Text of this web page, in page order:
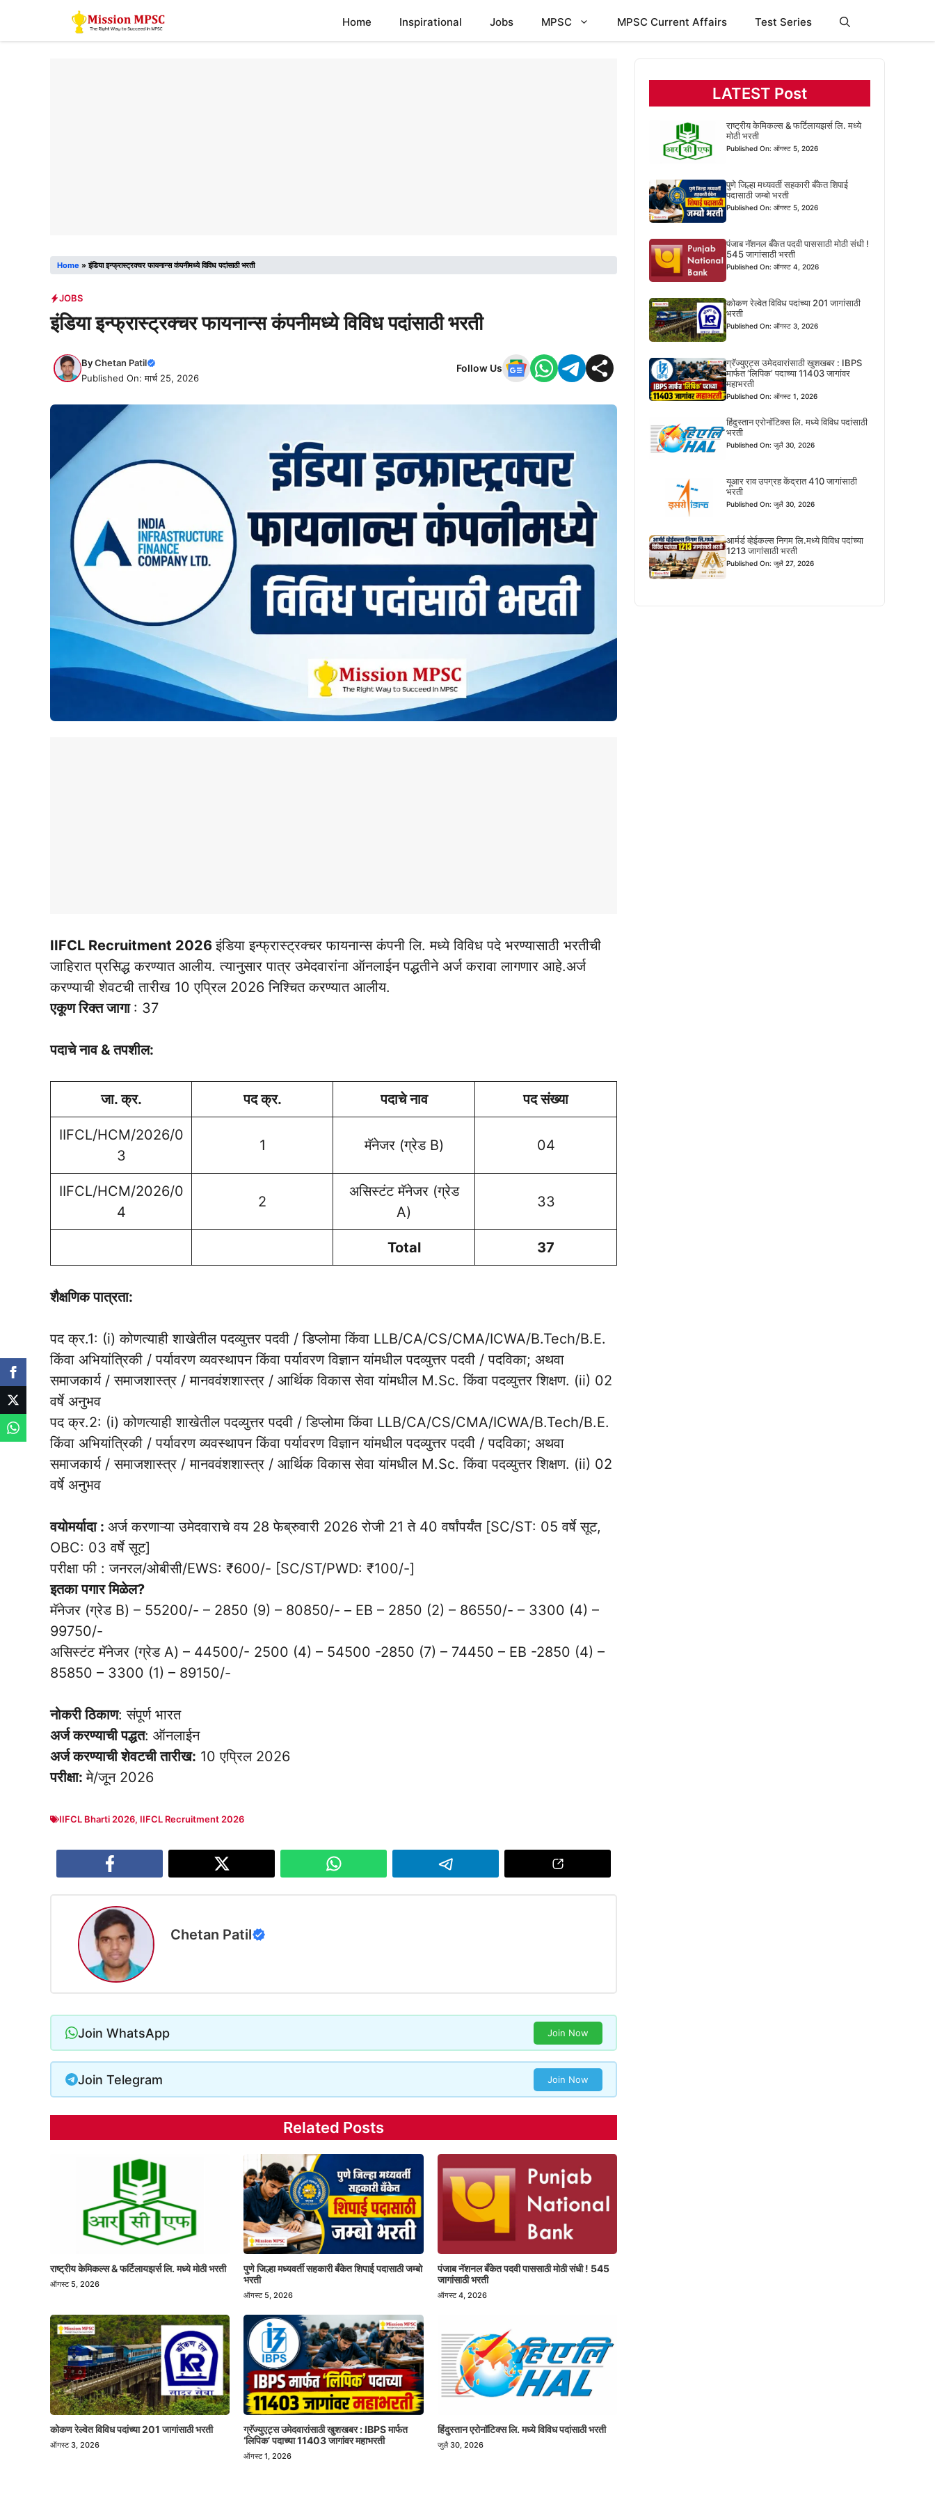
Home Inspirational Jobs MPSC MPSC Current Affairs Test Series
Home »इंडिया इन्फ्रास्ट्रक्चर फायनान्स कंपनीमध्ये विविध पदांसाठी भरती
JOBS
इंडिया इन्फ्रास्ट्रक्चर फायनान्स कंपनीमध्ये विविध पदांसाठी भरती
ByChetan Patil
Published On: मार्च 25, 2026
Follow Us
IIFCL Recruitment 2026इंडिया इन्फ्रास्ट्रक्चर फायनान्स कंपनी लि. मध्ये विविध पदे भरण्यासाठी भरतीची
जाहिरात प्रसिद्ध करण्यात आलीय. त्यानुसार पात्र उमेदवारांना ऑनलाईन पद्धतीने अर्ज करावा लागणार आहे.अर्ज
करण्याची शेवटची तारीख 10 एप्रिल 2026 निश्चित करण्यात आलीय.
एकूण रिक्त जागा : 37
पदाचे नाव & तपशील:
जा. क्र. पद क्र. पदाचे नाव पद संख्या
IIFCL/HCM/2026/0
3
1 मॅनेजर (ग्रेड B) 04
IIFCL/HCM/2026/0
4
2
असिस्टंट मॅनेजर (ग्रेड
A)
33
Total 37
शैक्षणिक पात्रता:
पद क्र.1: (i) कोणत्याही शाखेतील पदव्युत्तर पदवी / डिप्लोमा किंवा LLB/CA/CS/CMA/ICWA/B.Tech/B.E.
किंवा अभियांत्रिकी / पर्यावरण व्यवस्थापन किंवा पर्यावरण विज्ञान यांमधील पदव्युत्तर पदवी / पदविका; अथवा
समाजकार्य / समाजशास्त्र / मानववंशशास्त्र / आर्थिक विकास सेवा यांमधील M.Sc. किंवा पदव्युत्तर शिक्षण. (ii) 02
वर्षे अनुभव
पद क्र.2: (i) कोणत्याही शाखेतील पदव्युत्तर पदवी / डिप्लोमा किंवा LLB/CA/CS/CMA/ICWA/B.Tech/B.E.
किंवा अभियांत्रिकी / पर्यावरण व्यवस्थापन किंवा पर्यावरण विज्ञान यांमधील पदव्युत्तर पदवी / पदविका; अथवा
समाजकार्य / समाजशास्त्र / मानववंशशास्त्र / आर्थिक विकास सेवा यांमधील M.Sc. किंवा पदव्युत्तर शिक्षण. (ii) 02
वर्षे अनुभव
वयोमर्यादा : अर्ज करणाऱ्या उमेदवाराचे वय 28 फेब्रुवारी 2026 रोजी 21 ते 40 वर्षांपर्यंत [SC/ST: 05 वर्षे सूट,
OBC: 03 वर्षे सूट]
परीक्षा फी : जनरल/ओबीसी/EWS: ₹600/- [SC/ST/PWD: ₹100/-]
इतका पगार मिळेल?
मॅनेजर (ग्रेड B) – 55200/- – 2850 (9) – 80850/- – EB – 2850 (2) – 86550/- – 3300 (4) –
99750/-
असिस्टंट मॅनेजर (ग्रेड A) – 44500/- 2500 (4) – 54500 -2850 (7) – 74450 – EB -2850 (4) –
85850 – 3300 (1) – 89150/-
नोकरी ठिकाण: संपूर्ण भारत
अर्ज करण्याची पद्धत: ऑनलाईन
अर्ज करण्याची शेवटची तारीख: 10 एप्रिल 2026
परीक्षा:मे/जून 2026
IIFCL Bharti 2026, IIFCL Recruitment 2026
Chetan Patil
Join WhatsApp Join Now
Join Telegram Join Now
Related Posts
राष्ट्रीय केमिकल्स & फर्टिलायझर्स लि. मध्ये मोठी भरती
ऑगस्ट 5, 2026
पुणे जिल्हा मध्यवर्ती सहकारी बँकेत शिपाई पदासाठी जम्बो
भरती
ऑगस्ट 5, 2026
पंजाब नॅशनल बँकेत पदवी पाससाठी मोठी संधी ! 545
जागांसाठी भरती
ऑगस्ट 4, 2026
कोकण रेल्वेत विविध पदांच्या 201 जागांसाठी भरती
ऑगस्ट 3, 2026
ग्रॅज्युएट्स उमेदवारांसाठी खुशखबर : IBPS मार्फत
‘लिपिक’ पदाच्या 11403 जागांवर महाभरती
ऑगस्ट 1, 2026
हिंदुस्तान एरोनॉटिक्स लि. मध्ये विविध पदांसाठी भरती
जुलै 30, 2026
LATEST Post
राष्ट्रीय केमिकल्स & फर्टिलायझर्स लि. मध्ये
मोठी भरती
Published On: ऑगस्ट 5, 2026
पुणे जिल्हा मध्यवर्ती सहकारी बँकेत शिपाई
पदासाठी जम्बो भरती
Published On: ऑगस्ट 5, 2026
पंजाब नॅशनल बँकेत पदवी पाससाठी मोठी संधी !
545 जागांसाठी भरती
Published On: ऑगस्ट 4, 2026
कोकण रेल्वेत विविध पदांच्या 201 जागांसाठी
भरती
Published On: ऑगस्ट 3, 2026
ग्रॅज्युएट्स उमेदवारांसाठी खुशखबर : IBPS
मार्फत ‘लिपिक’ पदाच्या 11403 जागांवर
महाभरती
Published On: ऑगस्ट 1, 2026
हिंदुस्तान एरोनॉटिक्स लि. मध्ये विविध पदांसाठी
भरती
Published On: जुलै 30, 2026
यूआर राव उपग्रह केंद्रात 410 जागांसाठी
भरती
Published On: जुलै 30, 2026
आर्मर्ड व्हेईकल्स निगम लि.मध्ये विविध पदांच्या
1213 जागांसाठी भरती
Published On: जुलै 27, 2026